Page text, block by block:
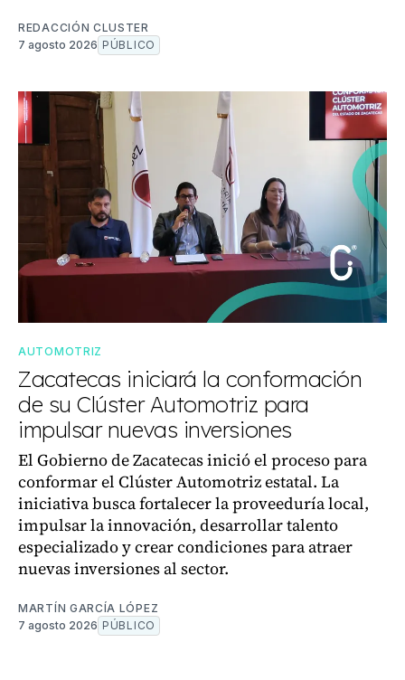
REDACCIÓN CLUSTER
7 agosto 2026 PÚBLICO
AUTOMOTRIZ
Zacatecas iniciará la conformación
de su Clúster Automotriz para
impulsar nuevas inversiones
El Gobierno de Zacatecas inició el proceso para
conformar el Clúster Automotriz estatal. La
iniciativa busca fortalecer la proveeduría local,
impulsar la innovación, desarrollar talento
especializado y crear condiciones para atraer
nuevas inversiones al sector.
MARTÍN GARCÍA LÓPEZ
7 agosto 2026 PÚBLICO